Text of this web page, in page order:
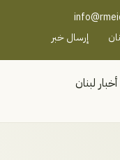
رميش جنوب - لبنان
إرسال خبر
أخبار لبنان